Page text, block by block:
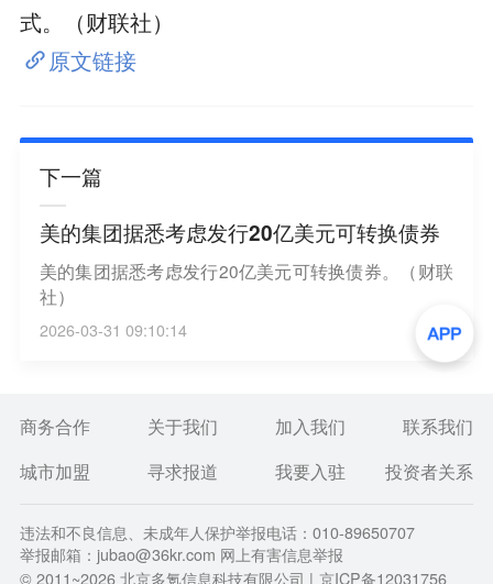
式。（财联社）
原文链接
下一篇
美的集团据悉考虑发行20亿美元可转换债券
美的集团据悉考虑发行20亿美元可转换债券。（财联
社）
2026-03-31 09:10:14
商务合作 关于我们 加入我们
联系我们
城市加盟
寻求报道 我要入驻 投资者关系
违法和不良信息、未成年人保护举报电话：010-89650707
举报邮箱：jubao@36kr.com 网上有害信息举报
© 2011~2026北京多氪信息科技有限公司 | 京ICP备12031756